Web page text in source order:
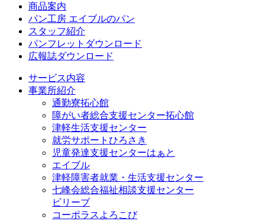
商品案内
パン工房 エイブルのパン
スタッフ紹介
パンフレットダウンロード
広報誌ダウンロード
サービス内容
事業所紹介
通勤寮拓心館
障がい者総合支援センター拓心館
津軽生活支援センター
就労サポートひろさき
児童発達支援センターはぁと
エイブル
津軽障害者就業・生活支援センター
七峰会総合福祉相談支援センター
ビリーブ
コーポラスよろこび